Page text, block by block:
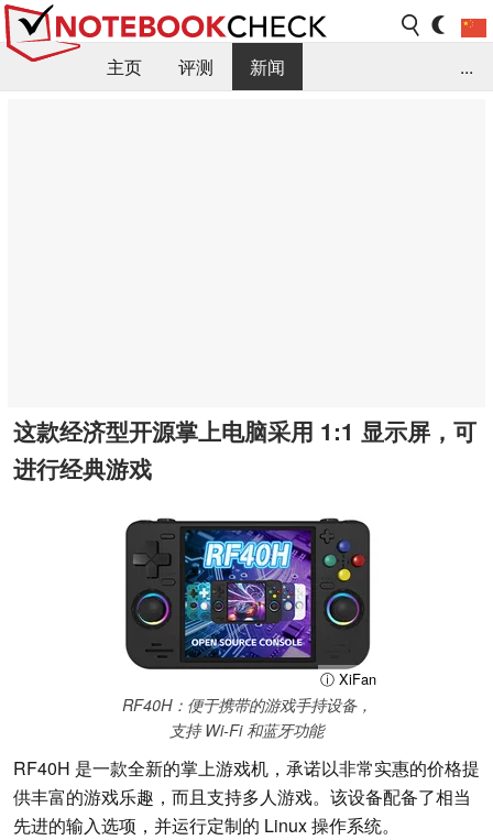
主页 评测
新闻
...
这款经济型开源掌上电脑采用 1:1 显示屏，可
进行经典游戏
ⓘ XiFan
RF40H：便于携带的游戏手持设备，
支持 Wi-Fi 和蓝牙功能
RF40H 是一款全新的掌上游戏机，承诺以非常实惠的价格提
供丰富的游戏乐趣，而且支持多人游戏。该设备配备了相当
先进的输入选项，并运行定制的 Linux 操作系统。